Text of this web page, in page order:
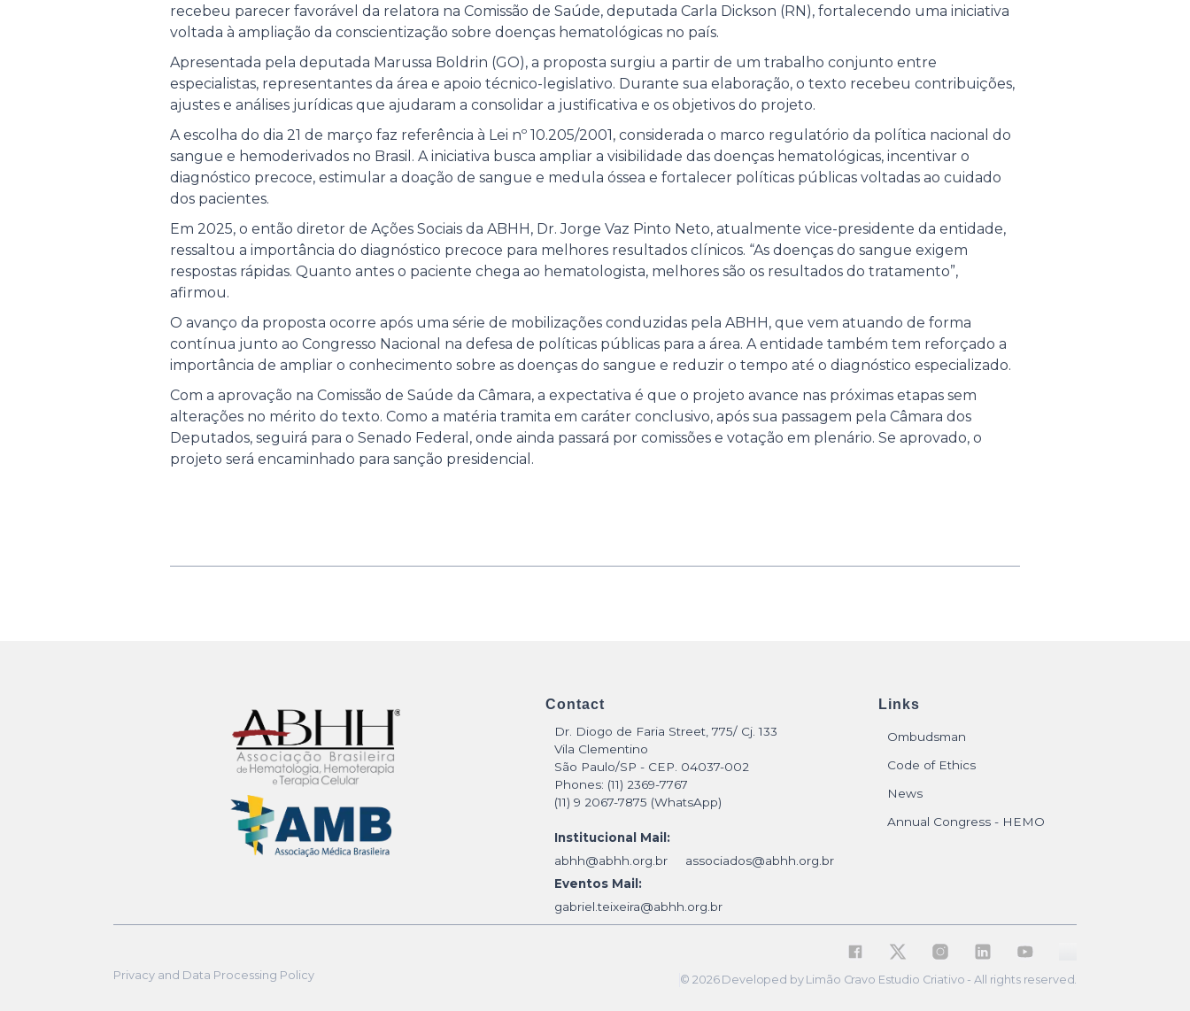
recebeu parecer favorável da relatora na Comissão de Saúde, deputada Carla Dickson (RN), fortalecendo uma iniciativa
voltada à ampliação da conscientização sobre doenças hematológicas no país.
Apresentada pela deputada Marussa Boldrin (GO), a proposta surgiu a partir de um trabalho conjunto entre
especialistas, representantes da área e apoio técnico-legislativo. Durante sua elaboração, o texto recebeu contribuições,
ajustes e análises jurídicas que ajudaram a consolidar a justificativa e os objetivos do projeto.
A escolha do dia 21 de março faz referência à Lei nº 10.205/2001, considerada o marco regulatório da política nacional do
sangue e hemoderivados no Brasil. A iniciativa busca ampliar a visibilidade das doenças hematológicas, incentivar o
diagnóstico precoce, estimular a doação de sangue e medula óssea e fortalecer políticas públicas voltadas ao cuidado
dos pacientes.
Em 2025, o então diretor de Ações Sociais da ABHH, Dr. Jorge Vaz Pinto Neto, atualmente vice-presidente da entidade,
ressaltou a importância do diagnóstico precoce para melhores resultados clínicos. “As doenças do sangue exigem
respostas rápidas. Quanto antes o paciente chega ao hematologista, melhores são os resultados do tratamento”,
afirmou.
O avanço da proposta ocorre após uma série de mobilizações conduzidas pela ABHH, que vem atuando de forma
contínua junto ao Congresso Nacional na defesa de políticas públicas para a área. A entidade também tem reforçado a
importância de ampliar o conhecimento sobre as doenças do sangue e reduzir o tempo até o diagnóstico especializado.
Com a aprovação na Comissão de Saúde da Câmara, a expectativa é que o projeto avance nas próximas etapas sem
alterações no mérito do texto. Como a matéria tramita em caráter conclusivo, após sua passagem pela Câmara dos
Deputados, seguirá para o Senado Federal, onde ainda passará por comissões e votação em plenário. Se aprovado, o
projeto será encaminhado para sanção presidencial.
Contact
Dr. Diogo de Faria Street, 775/ Cj. 133
Vila Clementino
São Paulo/SP - CEP. 04037-002
Phones: (11) 2369-7767
(11) 9 2067-7875 (WhatsApp)
Institucional Mail:
abhh@abhh.org.br
associados@abhh.org.br
Eventos Mail:
gabriel.teixeira@abhh.org.br
Links
Ombudsman
Code of Ethics
News
Annual Congress - HEMO
Privacy and Data Processing Policy © 2026 Developed by Limão Cravo Estudio Criativo - All rights reserved.